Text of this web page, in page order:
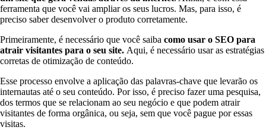
ferramenta que você vai ampliar os seus lucros. Mas, para isso, é
preciso saber desenvolver o produto corretamente.
Primeiramente, é necessário que você saiba como usar o SEO para
atrair visitantes para o seu site. Aqui, é necessário usar as estratégias
corretas de otimização de conteúdo.
Esse processo envolve a aplicação das palavras-chave que levarão os
internautas até o seu conteúdo. Por isso, é preciso fazer uma pesquisa,
dos termos que se relacionam ao seu negócio e que podem atrair
visitantes de forma orgânica, ou seja, sem que você pague por essas
visitas.